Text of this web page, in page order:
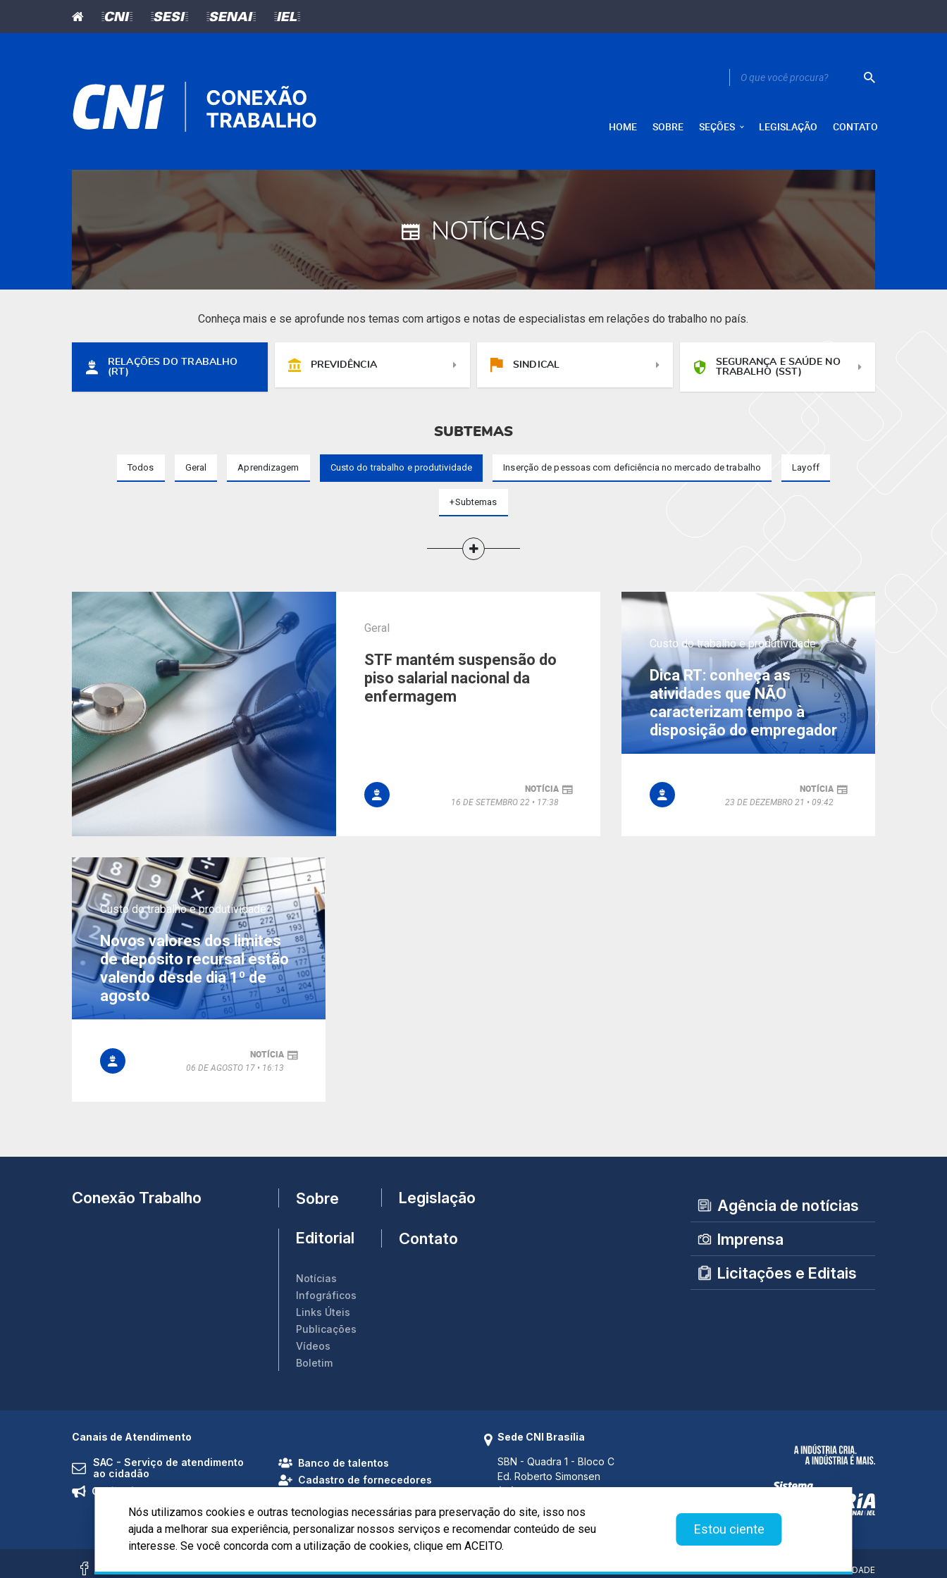
=CNI= =SESI= =SENAI= =IEL=
HOME SOBRE SEÇÕES LEGISLAÇÃO CONTATO
NOTÍCIAS
Conheça mais e se aprofunde nos temas com artigos e notas de especialistas em relações do trabalho no país.
RELAÇÕES DO TRABALHO
(RT)
PREVIDÊNCIA SINDICAL
SEGURANÇA E SAÚDE NO
TRABALHO (SST)
SUBTEMAS
Todos Geral Aprendizagem Custo do trabalho e produtividade Inserção de pessoas com deficiência no mercado de trabalho Layoff
+Subtemas
Geral
STF mantém suspensão do
piso salarial nacional da
enfermagem
NOTÍCIA
16 DE SETEMBRO 22
17:38
Custo do trabalho e produtividade
Dica RT: conheça as
atividades que NÃO
caracterizam tempo à
disposição do empregador
NOTÍCIA
23 DE DEZEMBRO 21
09:42
Custo do trabalho e produtividade
Novos valores dos limites
de depósito recursal estão
valendo desde dia 1º de
agosto
NOTÍCIA
06 DE AGOSTO 17
16:13
Conexão Trabalho Sobre
Editorial
Notícias
Infográficos
Links Úteis
Publicações
Vídeos
Boletim
Legislação
Contato
Agência de notícias
Imprensa
Licitações e Editais
Canais de Atendimento
SAC - Serviço de atendimento
ao cidadão
Ouvidoria
Banco de talentos
Cadastro de fornecedores
Sede CNI Brasília
SBN - Quadra 1 - Bloco C
Ed. Roberto Simonsen
(61) 3317 9000
(61) 3317 9994 (Fax)
Brasília - DF CEP 70040-903
POLÍTICA DE PRIVACIDADE
Nós utilizamos cookies e outras tecnologias necessárias para preservação do site, isso nos
ajuda a melhorar sua experiência, personalizar nossos serviços e recomendar conteúdo de seu
interesse. Se você concorda com a utilização de cookies, clique em ACEITO.
Estou ciente